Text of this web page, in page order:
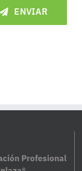
ENVIAR
Profesional